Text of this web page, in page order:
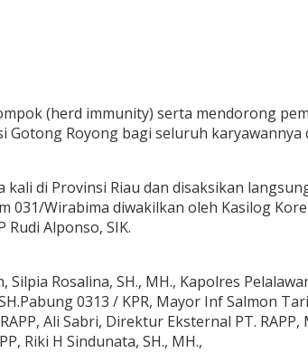
(herd immunity) serta mendorong
Gotong Royong bagi seluruh
di Provinsi Riau dan disaksikan
031/Wirabima diwakilkan oleh Kasilog
Rudi Alponso, SIK.
Rosalina, SH., MH., Kapolres
0313 / KPR, Mayor Inf Salmon
Ali Sabri, Direktur Eksternal PT.
Riki H Sindunata, SH., MH.,